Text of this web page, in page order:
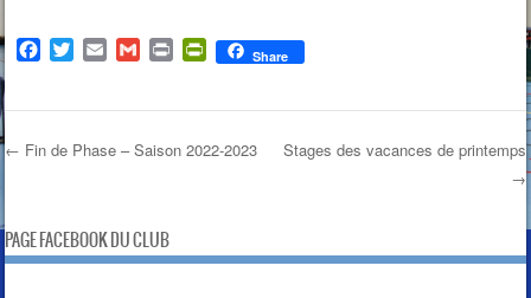
aux joueuses et joueurs
licenciés FFTT, d’une
1.820 EUROS se déroulera
écoles…
F
e
b
T
t
t
E
i
l
G
i
l
P
n
t
P
n
t
n
Share
← Fin de Phase – Saison 2022-2023
Stages des vacances de printemps
→
PAGE FACEBOOK DU CLUB